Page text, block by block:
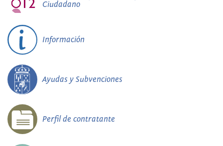
Ciudadano
Información
Ayudas y Subvenciones
Perfil de contratante